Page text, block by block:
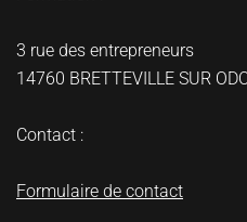
3 rue des entrepreneurs
14760 BRETTEVILLE SUR
Contact :
Formulaire de contact